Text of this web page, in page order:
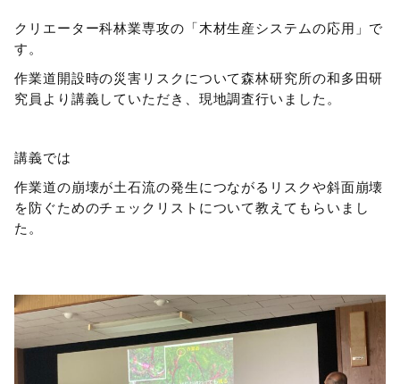
クリエーター科林業専攻の「木材生産システムの応用」で
す。
作業道開設時の災害リスクについて森林研究所の和多田研
究員より講義していただき、現地調査行いました。
講義では
作業道の崩壊が土石流の発生につながるリスクや斜面崩壊
を防ぐためのチェックリストについて教えてもらいまし
た。